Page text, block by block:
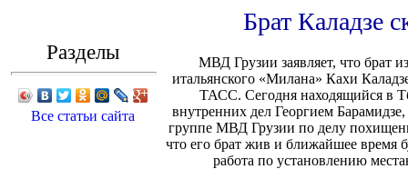
Брат Каладзе
Разделы
Все статьи сайта
МВД Грузии заявляет, что брат
итальянского «Милана» Кахи
ТАСС. Сегодня находящийся в
внутренних дел Георгием
группе МВД Грузии по делу
что его брат жив и ближайшее время
работа по установлению